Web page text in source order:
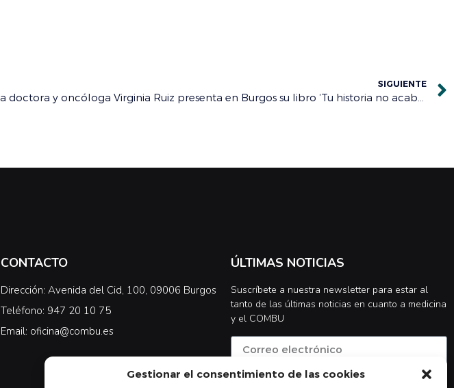
Gestionar el consentimiento de las cookies
SIGUIENTE
CONTACTO
Dirección: Avenida del Cid, 100, 09006 Burgos
Teléfono: 947 20 10 75
Email: oficina@combu.es
ÚLTIMAS NOTICIAS
Suscríbete a nuestra newsletter para estar al
tanto de las últimas noticias en cuanto a medicina
y el COMBU
Acepto lapolítica de privacidad